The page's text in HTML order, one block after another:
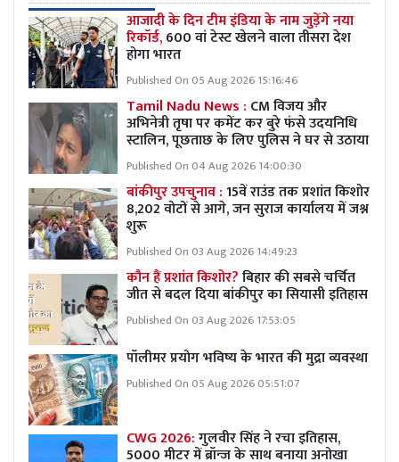
आजादी के दिन टीम इंडिया के नाम जुड़ेंगे नया
रिकॉर्ड,600 वां टेस्ट खेलने वाला तीसरा देश
होगा भारत
Published On 05 Aug 2026 15:16:46
Tamil Nadu News : CM विजय और
अभिनेत्री तृषा पर कमेंट कर बुरे फंसे उदयनिधि
स्टालिन, पूछताछ के लिए पुलिस ने घर से उठाया
Published On 04 Aug 2026 14:00:30
बांकीपुर उपचुनाव :15वें राउंड तक प्रशांत किशोर
8,202 वोटों से आगे, जन सुराज कार्यालय में जश्न
शुरू
Published On 03 Aug 2026 14:49:23
कौन हैं प्रशांत किशोर?बिहार की सबसे चर्चित
जीत से बदल दिया बांकीपुर का सियासी इतिहास
Published On 03 Aug 2026 17:53:05
पॉलीमर प्रयोग भविष्य के भारत की मुद्रा व्यवस्था
Published On 05 Aug 2026 05:51:07
CWG 2026:गुलवीर सिंह ने रचा इतिहास,
5000 मीटर में ब्रॉन्ज के साथ बनाया अनोखा